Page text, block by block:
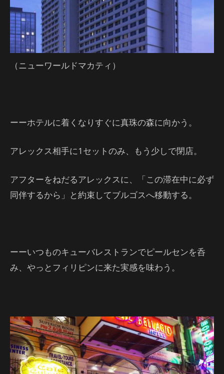
（ニューワールドマカティ）
ーーホテルに着くなりすぐに真珠の森に向かう。
アレックス相手に1セットのみ、もう少しで閉店。
アフターをねだるアレックスに、「この滞在中に必ず
同伴するから」と約束してブルゴスへ移動する。
ーーいつものキューバレストランでピールセンを呑
み、やっとフィリピンに来た実感を味わう。